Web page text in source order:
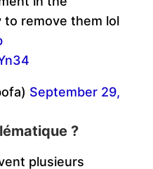
to remove them lol
September 29,
?
plusieurs